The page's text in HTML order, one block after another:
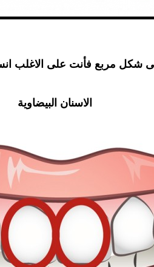
شكل مربع فأنت على الاغلب
الاسنان البيضاوية